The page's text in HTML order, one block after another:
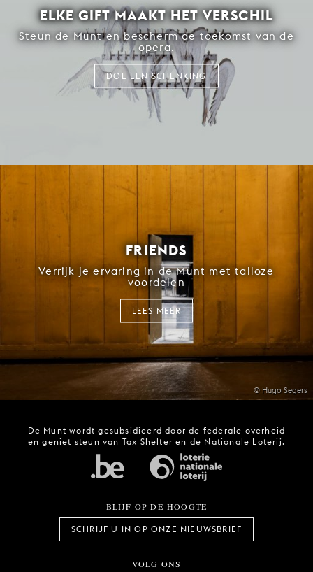
ELKE GIFT MAAKT HET VERSCHIL
Steun de Munt en bescherm de toekomst van de
opera.
DOE EEN SCHENKING
© Hugo Segers
FRIENDS
Verrijk je ervaring in de Munt met talloze
voordelen
LEES MEER
De Munt wordt gesubsidieerd door de federale overheid
en geniet steun van Tax Shelter en de Nationale Loterij.
BLIJF OP DE HOOGTE
SCHRIJF U IN OP ONZE NIEUWSBRIEF
VOLG ONS